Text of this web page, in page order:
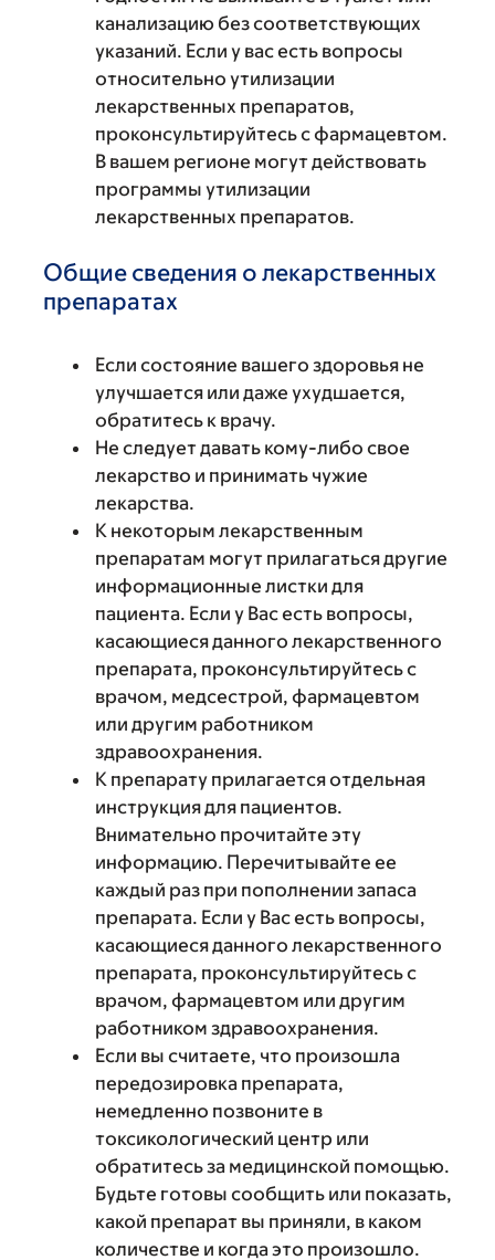
канализацию без соответствующих
указаний. Если у вас есть вопросы
относительно утилизации
лекарственных препаратов,
проконсультируйтесь с фармацевтом.
В вашем регионе могут действовать
программы утилизации
лекарственных препаратов.
Общие сведения о лекарственных
препаратах
Если состояние вашего здоровья не
улучшается или даже ухудшается,
обратитесь к врачу.
Не следует давать кому-либо свое
лекарство и принимать чужие
лекарства.
К некоторым лекарственным
препаратам могут прилагаться другие
информационные листки для
пациента. Если у Вас есть вопросы,
касающиеся данного лекарственного
препарата, проконсультируйтесь с
врачом, медсестрой, фармацевтом
или другим работником
здравоохранения.
К препарату прилагается отдельная
инструкция для пациентов.
Внимательно прочитайте эту
информацию. Перечитывайте ее
каждый раз при пополнении запаса
препарата. Если у Вас есть вопросы,
касающиеся данного лекарственного
препарата, проконсультируйтесь с
врачом, фармацевтом или другим
работником здравоохранения.
Если вы считаете, что произошла
передозировка препарата,
немедленно позвоните в
токсикологический центр или
обратитесь за медицинской помощью.
Будьте готовы сообщить или показать,
какой препарат вы приняли, в каком
количестве и когда это произошло.